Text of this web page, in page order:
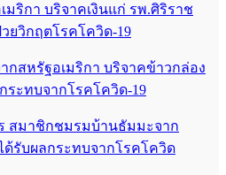
ริกา บริจาคเงินแก่ รพ.ศิริราช
ยวิกฤตโรคโควิด-19
สหรัฐอเมริกา บริจาคข้าวกล่อง
ระทบจากโรคโควิด-19
สมาชิกชมรมบ้านธัมมะจาก
ด้รับผลกระทบจากโรคโควิด